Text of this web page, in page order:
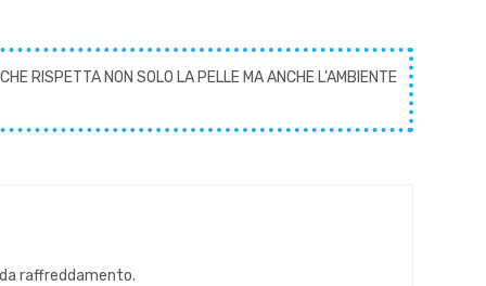
RISPETTA NON SOLO LA PELLE MA ANCHE L'AMBIENTE
raffreddamento.